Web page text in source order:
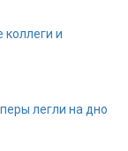
коллеги и
легли на дно